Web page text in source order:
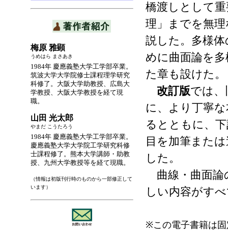
梅原 雅顕
うめはら まさあき
1984年 慶應義塾大学工学部卒業。
筑波大学大学院修士課程理学研究
科修了。大阪大学助教授、広島大
学教授、大阪大学教授を経て現
職。
山田 光太郎
やまだ こうたろう
1984年 慶應義塾大学工学部卒業。
慶應義塾大学大学院工学研究科修
士課程修了。熊本大学講師・助教
授、九州大学教授等を経て現職。
（情報は初版刊行時のものから一部修正して
います）
橋渡しとして
理」までを無
説した。多様
めに曲面論を
た章も設けた。
改訂版では
に、より丁寧
るとともに、
目を加筆また
した。
曲線・曲面論
しい内容がす
※この電子書籍は